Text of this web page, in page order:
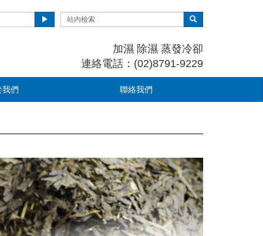
加濕 除濕 蒸發冷卻
連絡電話：(02)8791-9229
我們 聯絡我們